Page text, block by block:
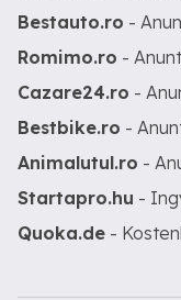
Bestauto.ro -
Romimo.ro -
Cazare24.ro -
Bestbike.ro -
Animalutul.ro -
Startapro.hu -
Quoka.de -